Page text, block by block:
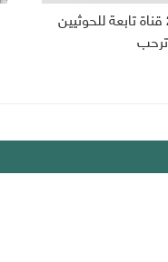
يوتيوب" تغلق 22 قناة تابعة للحوثيين
ترحب